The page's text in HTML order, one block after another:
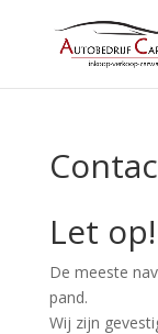
Let op!
De meeste
pand.
Wij zijn